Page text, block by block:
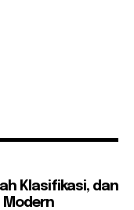
Klasifikasi, dan
Modern